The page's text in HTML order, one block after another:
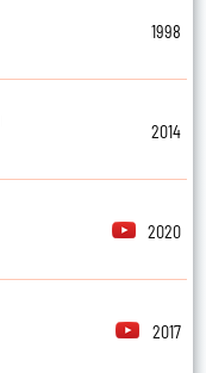
1998
2014
2020
2017